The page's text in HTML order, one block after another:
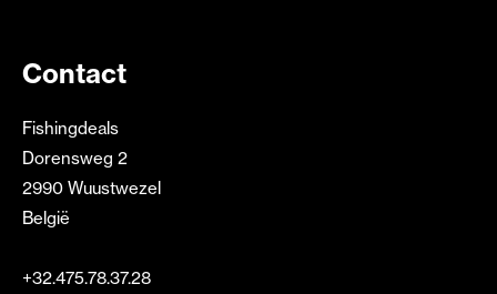
Contact
Fishingdeals
Dorensweg 2
2990 Wuustwezel
België
+32.475.78.37.28